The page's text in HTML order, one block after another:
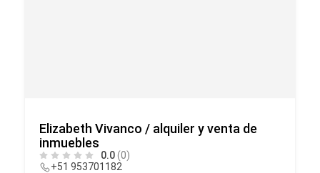
Elizabeth Vivanco / alquiler y venta de
inmuebles
0.0(0)
+51 953701182